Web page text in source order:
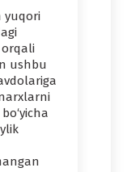
yuqori
ushbu